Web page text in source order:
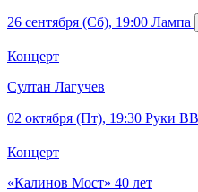
26 сентября (Сб), 19:00 Лампа
Концерт
Султан Лагучев
02 октября (Пт), 19:30 Руки
Концерт
«Калинов Мост» 40 лет